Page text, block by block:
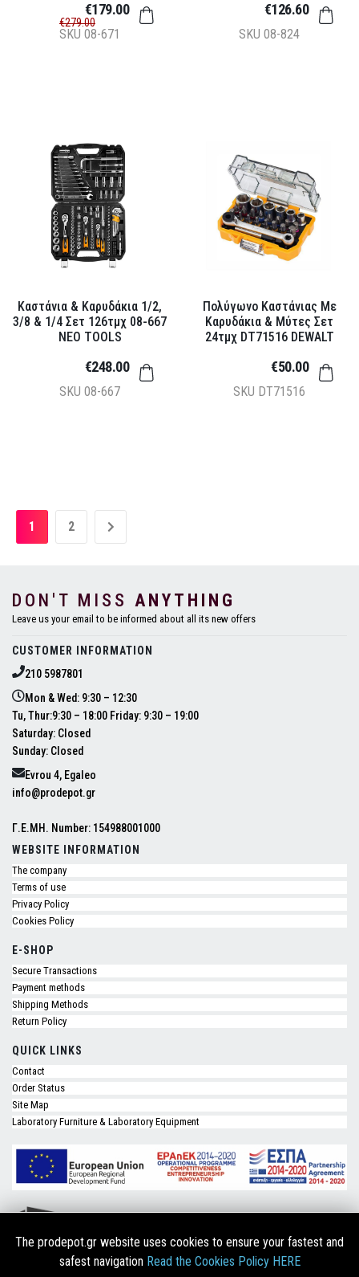
SKU 08-671
€279.00
€179.00
SKU 08-824
€126.60
Καστάνια & Καρυδάκια 1/2,
3/8 & 1/4 Σετ 126τμχ 08-667
NEO TOOLS
SKU 08-667
€248.00
Πολύγωνο Καστάνιας Με
Καρυδάκια & Μύτες Σετ
24τμχ DT71516 DEWALT
SKU DT71516
€50.00
1 2 »
DON'T MISS ANYTHING
Leave us your email to be informed about all its new offers
CUSTOMER INFORMATION
210 5987801
Mon & Wed: 9:30 – 12:30
Tu, Thur:9:30 – 18:00 Friday: 9:30 – 19:00
Saturday: Closed
Sunday: Closed
Evrou 4, Egaleo
info@prodepot.gr
Γ.Ε.ΜΗ. Number: 154988001000
WEBSITE INFORMATION
The company
Terms of use
Privacy Policy
Cookies Policy
E-SHOP
Secure Transactions
Payment methods
Shipping Methods
Return Policy
QUICK LINKS
Contact
Order Status
Site Map
Laboratory Furniture & Laboratory Equipment
The prodepot.gr website uses cookies to ensure your fastest and
safest navigation Read the Cookies Policy HERE